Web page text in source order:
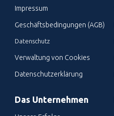
Impressum
Geschäftsbedingungen (AGB)
Datenschutz
Verwaltung von Cookies
Datenschutzerklärung
Das Unternehmen